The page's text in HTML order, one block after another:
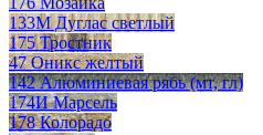
133М Дуглас светлый
175 Тростник
47 Оникс желтый
142 Алюминиевая рябь (мт, гл)
174И Марсель
178 Колорадо